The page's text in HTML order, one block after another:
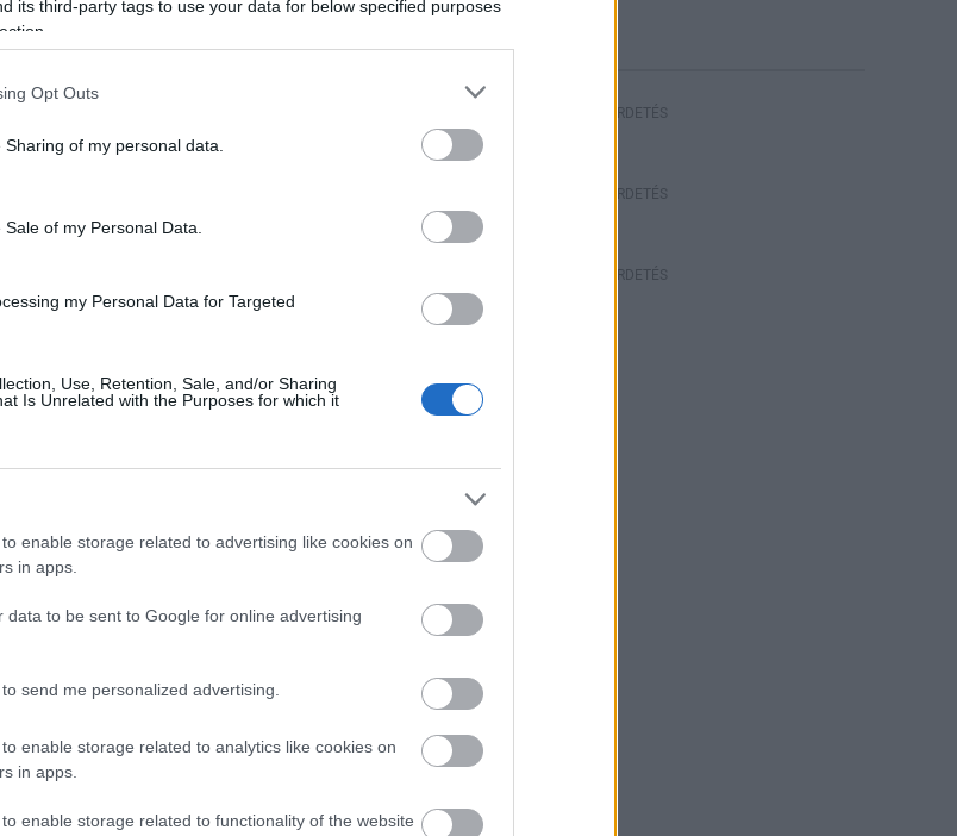
its third-party tags to use your data for below specified purposes
Opt Outs
of my personal data.
of my Personal Data.
my Personal Data for Targeted
Use, Retention, Sale, and/or Sharing
Is Unrelated with the Purposes for which it
enable storage related to advertising like cookies on
in apps.
data to be sent to Google for online advertising
send me personalized advertising.
enable storage related to analytics like cookies on
in apps.
enable storage related to functionality of the website
köve mesél – megújul a tatai
Új gyalogosátkelők és jelzőlámpás
csomópont épül Angyalföldön
Hódmezővásárhely jó hírű
református iskoláját
Helyi hírek
HIRDETÉS
HIRDETÉS
HIRDETÉS